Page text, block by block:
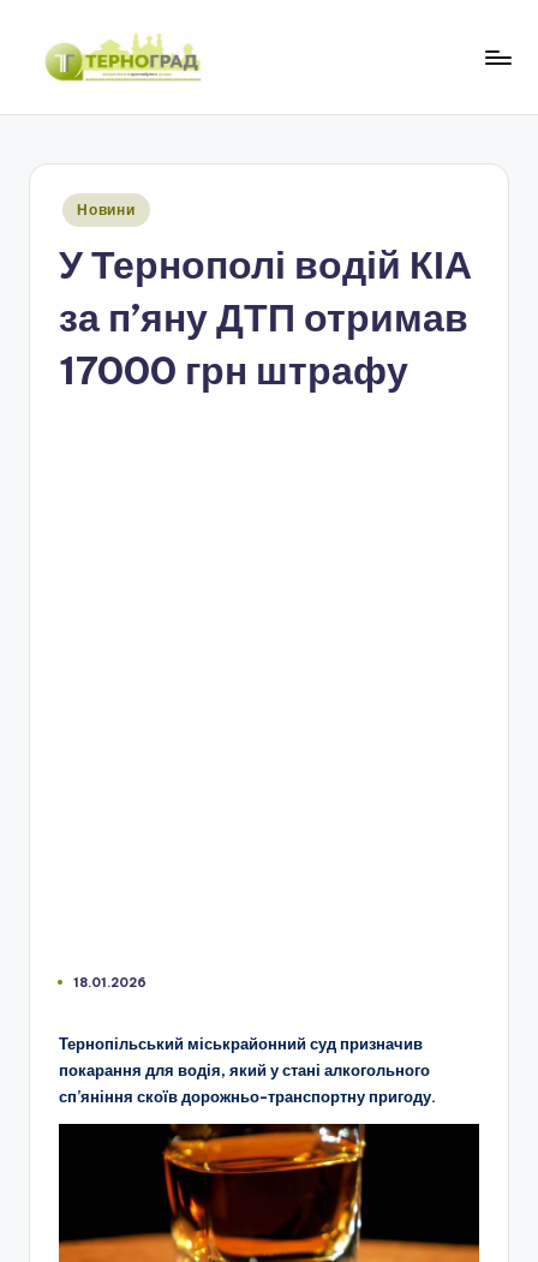
Перейти
Опубліковано
Новини
У Тернополі водій КІА
за п’яну ДТП отримав
17000 грн штрафу
18.01.2026
Тернопільський міськрайонний суд призначив
покарання для водія, який у стані алкогольного
сп’яніння скоїв дорожньо-транспортну пригоду.